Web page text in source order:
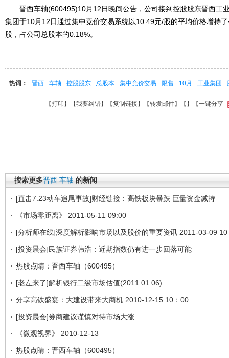
晋西车轴(600495)10月12日晚间公告，公司接到控股股东晋西工
集团于10月12日通过集中竞价交易系统以10.49元/股的平均价格增持
股，占公司总股本的0.18%。
热词： 晋西 车轴 控股股东 总股本 集中竞价交易 限售 10月 工业集团
【打印 】【我要纠错】【复制链接】【转发邮件】【 】 【一键分享
搜索更多晋西 车轴 的新闻
[直击7.23动车追尾事故]财经链接：高铁板块暴跌 巨量资金减持
《市场零距离》 2011-05-11 09:00
[分析师在线]深度解析影响市场以及股价的重要资讯 2011-03-09
[投资晨会]民族证券韩浩：近期指数仍有进一步回落可能
热股点睛：晋西车轴（600495）
[老左来了]解析银行二级市场估值(2011.01.06)
分享高铁盛宴：大建设带来大商机 2010-12-15 10：00
[投资晨会]券商建议谨慎对待市场大涨
《微观视界》 2010-12-13
热股点睛：晋西车轴（600495）